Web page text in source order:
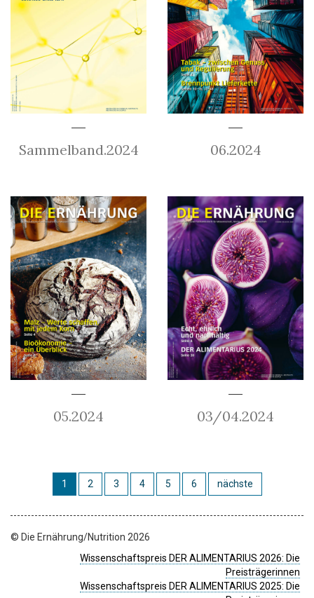
Sammelband.2024 06.2024
05.2024 03/04.2024
1 2 3 4 5 6 nächste
© Die Ernährung/Nutrition 2026
Wissenschaftspreis DER ALIMENTARIUS 2026: Die
Preisträgerinnen
Wissenschaftspreis DER ALIMENTARIUS 2025: Die